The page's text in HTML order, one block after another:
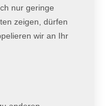
nur geringe
zeigen, dürfen
wir an Ihr